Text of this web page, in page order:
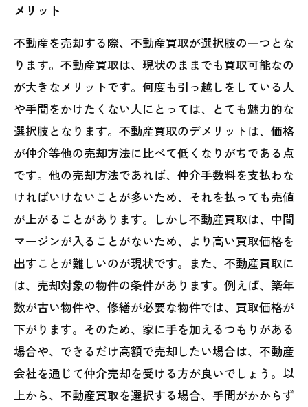
メリット
不動産を売却する際、不動産買取が選択肢の一つとな
ります。不動産買取は、現状のままでも買取可能なの
が大きなメリットです。何度も引っ越しをしている人
や手間をかけたくない人にとっては、とても魅力的な
選択肢となります。不動産買取のデメリットは、価格
が仲介等他の売却方法に比べて低くなりがちである点
です。他の売却方法であれば、仲介手数料を支払わな
ければいけないことが多いため、それを払っても売値
が上がることがあります。しかし不動産買取は、中間
マージンが入ることがないため、より高い買取価格を
出すことが難しいのが現状です。また、不動産買取に
は、売却対象の物件の条件があります。例えば、築年
数が古い物件や、修繕が必要な物件では、買取価格が
下がります。そのため、家に手を加えるつもりがある
場合や、できるだけ高額で売却したい場合は、不動産
会社を通じて仲介売却を受ける方が良いでしょう。以
上から、不動産買取を選択する場合、手間がかからず